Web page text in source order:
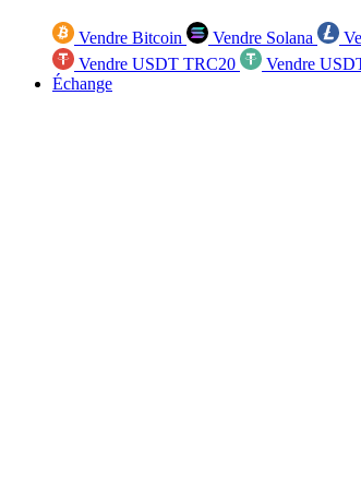
Vendre Bitcoin Vendre Solana
Vendre USDT TRC20
Vendre
Échange